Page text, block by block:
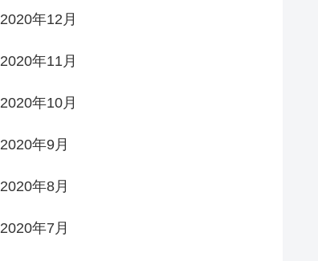
2020年12月
2020年11月
2020年10月
2020年9月
2020年8月
2020年7月